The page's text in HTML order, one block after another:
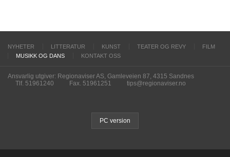
NYHETER LITTERATUR KUNST TEATER OG REVY
FILM
MUSIKK OG DANS
KONTAKT OSS
Ansvarlig utgiver: Regionaviser AS, Gamleveien 87, 4315 Sandnes
Tlf. 51961240
Fax. 51961251 tips@regionaviser.no
PC version